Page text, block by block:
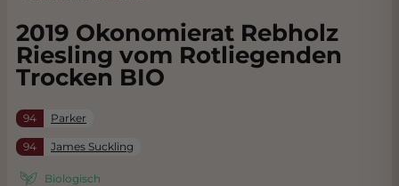
2019 Okonomierat Rebholz
Riesling vom Rotliegenden
Trocken BIO
94 Parker
94 James Suckling
Biologisch